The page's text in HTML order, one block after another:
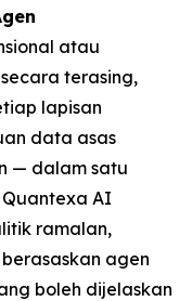
atau
terasing,
lapisan
data asas
— dalam satu
AI
ramalan,
agen
boleh dijelaskan